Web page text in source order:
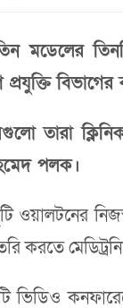
মডেলের
বিভাগের
তারা
পলক।
ওয়ালটনের
করতে